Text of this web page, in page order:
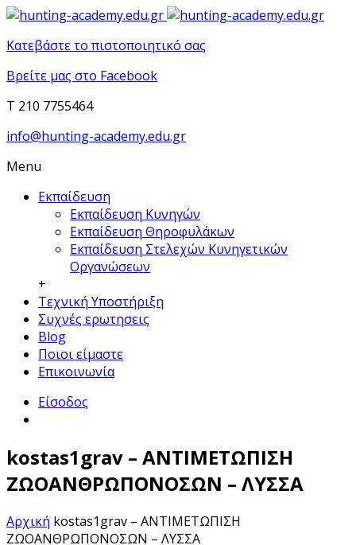
Κατεβάστε το πιστοποιητικό σας
Βρείτε μας στο Facebook
T 210 7755464
info@hunting-academy.edu.gr
Menu
Εκπαίδευση
Εκπαίδευση Κυνηγών
Εκπαίδευση Θηροφυλάκων
Εκπαίδευση Στελεχών Κυνηγετικών
Οργανώσεων
+
Τεχνική Υποστήριξη
Συχνές ερωτησεις
Blog
Ποιοι είμαστε
Επικοινωνία
Είσοδος
kostas1grav – ΑΝΤΙΜΕΤΩΠΙΣΗ
ΖΩΟΑΝΘΡΩΠΟΝΟΣΩΝ – ΛΥΣΣΑ
Αρχική kostas1grav – ΑΝΤΙΜΕΤΩΠΙΣΗ
ΖΩΟΑΝΘΡΩΠΟΝΟΣΩΝ – ΛΥΣΣΑ